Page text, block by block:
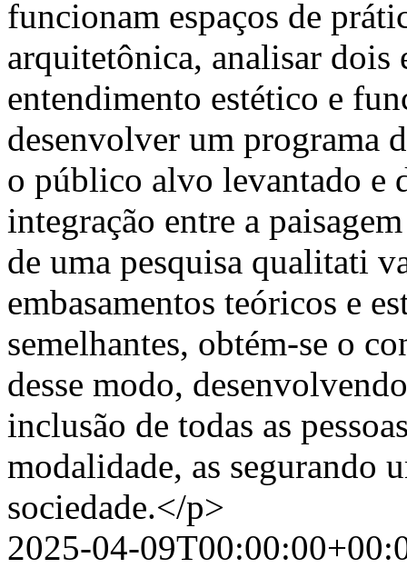
funcionam espaços de
arquitetônica, analisar dois
entendimento estético e
desenvolver um programa
o público alvo levantado e
integração entre a
de uma pesquisa qualitati
embasamentos teóricos e
semelhantes, obtém-se o
desse modo,
inclusão de todas as
modalidade, as segurando
sociedade.</p>
2025-04-